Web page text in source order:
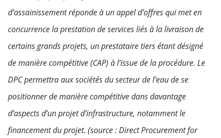
d’assainissement réponde à un appel d’offres qui met en
concurrence la prestation de services liés à la livraison de
certains grands projets, un prestataire tiers étant désigné
de manière compétitive (CAP) à l’issue de la procédure. Le
DPC permettra aux sociétés du secteur de l’eau de se
positionner de manière compétitive dans davantage
d’aspects d’un projet d’infrastructure, notamment le
financement du projet. (source : Direct Procurement for